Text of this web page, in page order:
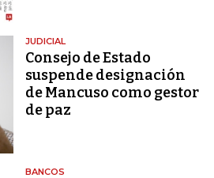
JUDICIAL
Consejo de Estado
suspende designación
de Mancuso como gestor
de paz
BANCOS